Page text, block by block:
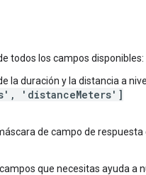
todos los campos disponibles:
la duración y la distancia a
'distanceMeters']
de campo de respuesta
que necesitas ayuda a